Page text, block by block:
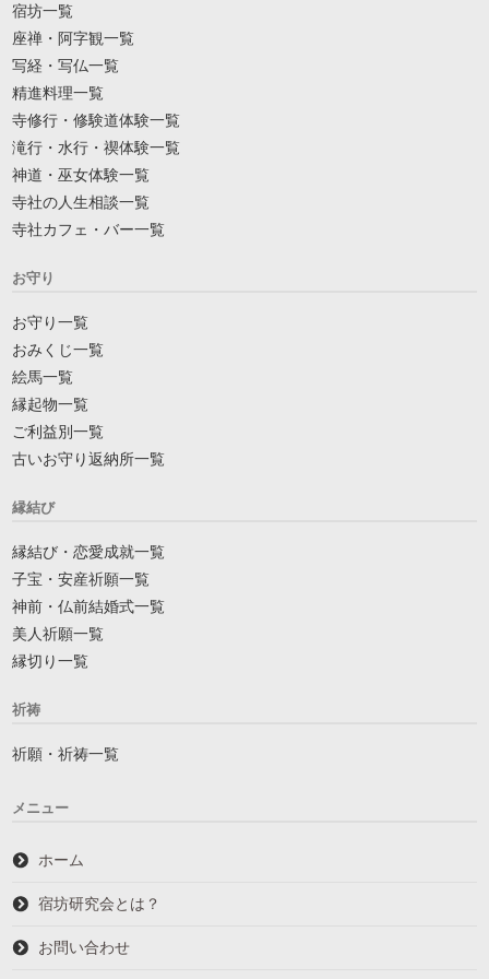
宿坊一覧
座禅・阿字観一覧
写経・写仏一覧
精進料理一覧
寺修行・修験道体験一覧
滝行・水行・禊体験一覧
神道・巫女体験一覧
寺社の人生相談一覧
寺社カフェ・バー一覧
お守り
お守り一覧
おみくじ一覧
絵馬一覧
縁起物一覧
ご利益別一覧
古いお守り返納所一覧
縁結び
縁結び・恋愛成就一覧
子宝・安産祈願一覧
神前・仏前結婚式一覧
美人祈願一覧
縁切り一覧
祈祷
祈願・祈祷一覧
メニュー
ホーム
宿坊研究会とは？
お問い合わせ